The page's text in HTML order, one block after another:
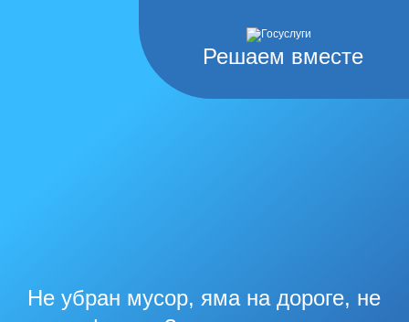
Решаем вместе
Не убран мусор, яма на дороге, не